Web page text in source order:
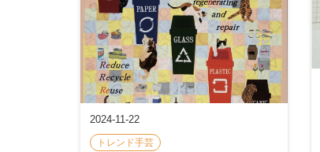
2024-11-22
トレンド手芸